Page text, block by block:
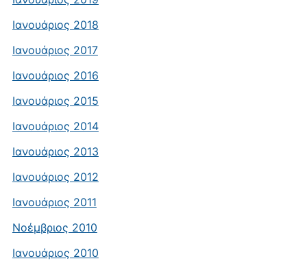
Ιανουάριος 2018
Ιανουάριος 2017
Ιανουάριος 2016
Ιανουάριος 2015
Ιανουάριος 2014
Ιανουάριος 2013
Ιανουάριος 2012
Ιανουάριος 2011
Νοέμβριος 2010
Ιανουάριος 2010